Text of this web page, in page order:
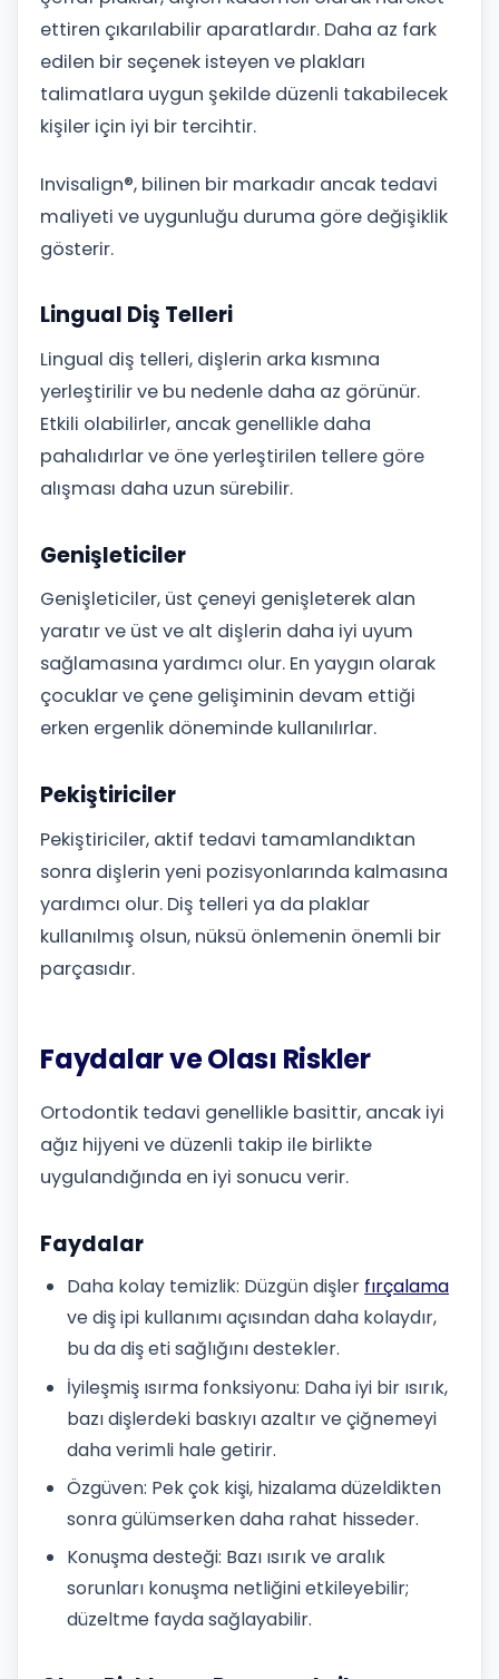
ettiren çıkarılabilir aparatlardır. Daha az fark
edilen bir seçenek isteyen ve plakları
talimatlara uygun şekilde düzenli takabilecek
kişiler için iyi bir tercihtir.
Invisalign®, bilinen bir markadır ancak tedavi
maliyeti ve uygunluğu duruma göre değişiklik
gösterir.
Lingual Diş Telleri
Lingual diş telleri, dişlerin arka kısmına
yerleştirilir ve bu nedenle daha az görünür.
Etkili olabilirler, ancak genellikle daha
pahalıdırlar ve öne yerleştirilen tellere göre
alışması daha uzun sürebilir.
Genişleticiler
Genişleticiler, üst çeneyi genişleterek alan
yaratır ve üst ve alt dişlerin daha iyi uyum
sağlamasına yardımcı olur. En yaygın olarak
çocuklar ve çene gelişiminin devam ettiği
erken ergenlik döneminde kullanılırlar.
Pekiştiriciler
Pekiştiriciler, aktif tedavi tamamlandıktan
sonra dişlerin yeni pozisyonlarında kalmasına
yardımcı olur. Diş telleri ya da plaklar
kullanılmış olsun, nüksü önlemenin önemli bir
parçasıdır.
Faydalar ve Olası Riskler
Ortodontik tedavi genellikle basittir, ancak iyi
ağız hijyeni ve düzenli takip ile birlikte
uygulandığında en iyi sonucu verir.
Faydalar
Daha kolay temizlik: Düzgün dişler fırçalama
ve diş ipi kullanımı açısından daha kolaydır,
bu da diş eti sağlığını destekler.
İyileşmiş ısırma fonksiyonu: Daha iyi bir ısırık,
bazı dişlerdeki baskıyı azaltır ve çiğnemeyi
daha verimli hale getirir.
Özgüven: Pek çok kişi, hizalama düzeldikten
sonra gülümserken daha rahat hisseder.
Konuşma desteği: Bazı ısırık ve aralık
sorunları konuşma netliğini etkileyebilir;
düzeltme fayda sağlayabilir.